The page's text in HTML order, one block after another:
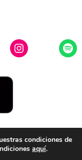
Instagram
Cookies
condiciones de
aquí.